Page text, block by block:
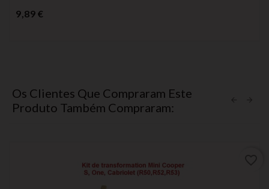
9,89 €
Os Clientes Que Compraram Este
Produto Também Compraram: